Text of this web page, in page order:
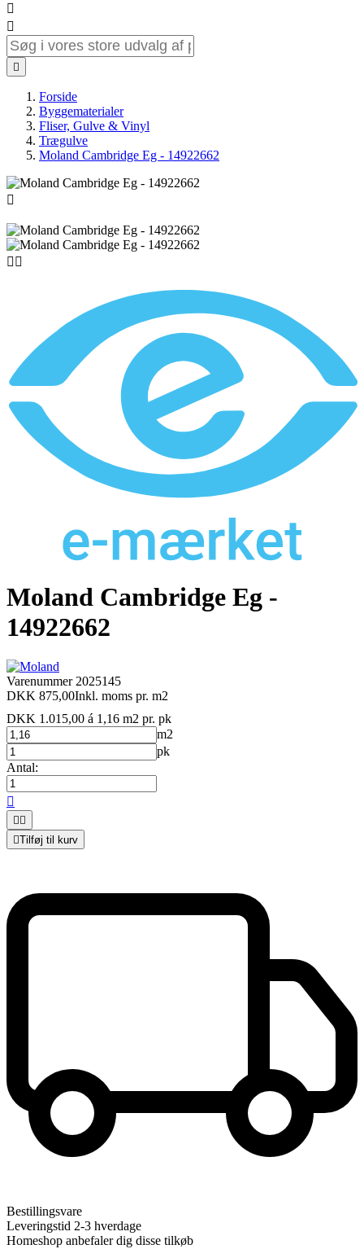



Forside
Byggematerialer
Fliser, Gulve & Vinyl
Trægulve
Moland Cambridge Eg - 14922662

 
Moland Cambridge Eg -
14922662
Varenummer 2025145
DKK 875,00Inkl. moms pr. m2
DKK 1.015,00 á 1,16 m2 pr. pk
m2
pk
Antal:

 
Tilføj til kurv
Bestillingsvare
Leveringstid 2-3 hverdage
Homeshop anbefaler dig disse tilkøb